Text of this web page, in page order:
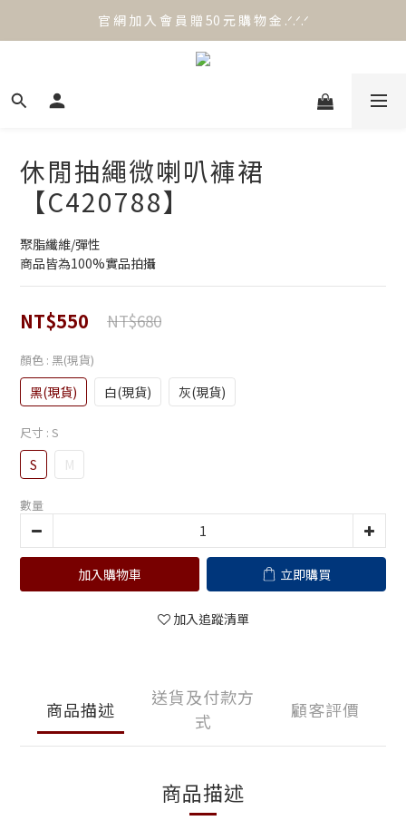
官 網 加 入 會 員 贈 50 元 購 物 金 .ᐟ.ᐟ.ᐟ
官 網 加 入 會 員 贈 50 元 購 物 金 .ᐟ.ᐟ.ᐟ
⟡.·*. 滿 NT.1000 免 運 費 ꔛ♡
休閒抽繩微喇叭褲裙
【C420788】
聚脂纖維/彈性
商品皆為100%實品拍攝
NT$550 NT$680
顏色 : 黑(現貨)
黑(現貨) 白(現貨) 灰(現貨)
尺寸 : S
S M
數量
加入購物車 立即購買
加入追蹤清單
商品描述
送貨及付款方
式
顧客評價
商品描述